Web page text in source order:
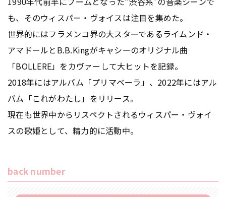
も、そのウィスパー・ヴォイスは注目を集めた。
世界的にはフラメンコ界の大スターであるライムンド・
アマドールとB.B.Kingがキャシーのオリジナル曲
「BOLLERE」をカヴァーして大ヒットを記録。
2018年にはアルバム「プリマベーラ」、2022年にはアル
バム「これがわたし」をリリース。
現在も世界中からリスペクトされるウィスパー・ヴォイ
スの歌姫として、精力的に活動中。
back number